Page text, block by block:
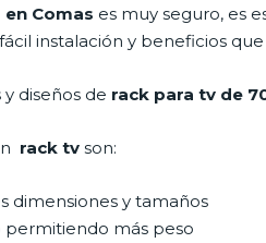
Comas es muy seguro, es
instalación y beneficios
diseños de rack para tv de
rack tv son:
dimensiones y tamaños
permitiendo más peso